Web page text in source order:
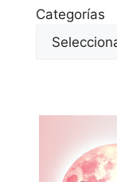
Categorías